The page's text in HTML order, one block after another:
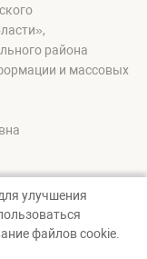
района
и массовых
района, 2026
улучшения
файлов cookie.